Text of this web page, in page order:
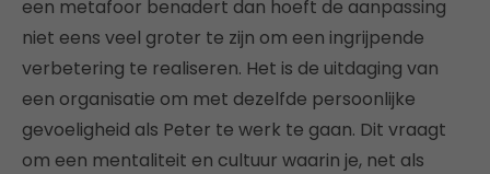
een metafoor benadert dan hoeft de aanpassing
niet eens veel groter te zijn om een ingrijpende
verbetering te realiseren. Het is de uitdaging van
een organisatie om met dezelfde persoonlijke
gevoeligheid als Peter te werk te gaan. Dit vraagt
om een mentaliteit en cultuur waarin je, net als